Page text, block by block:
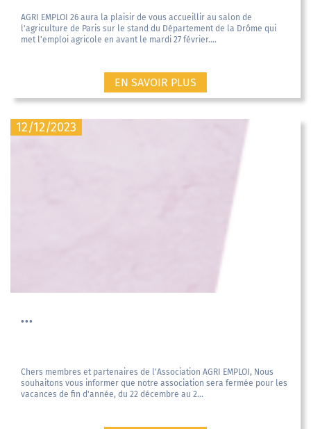
AGRI EMPLOI 26 aura la plaisir de vous accueillir au salon de
l'agriculture de Paris sur le stand du Département de la Drôme qui
met l'emploi agricole en avant le mardi 27 février....
EN SAVOIR PLUS
12/12/2023
...
Chers membres et partenaires de l'Association AGRI EMPLOI, Nous
souhaitons vous informer que notre association sera fermée pour les
vacances de fin d'année, du 22 décembre au 2...